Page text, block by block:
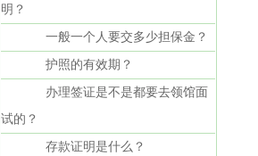
明？
一般一个人要交多少担保金？
护照的有效期？
办理签证是不是都要去领馆面
试的？
存款证明是什么？